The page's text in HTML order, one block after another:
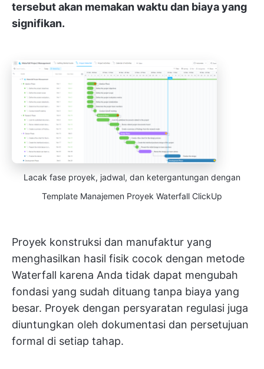
tersebut akan memakan waktu dan biaya yang
signifikan.
Lacak fase proyek, jadwal, dan ketergantungan dengan
Template Manajemen Proyek Waterfall ClickUp
Proyek konstruksi dan manufaktur yang
menghasilkan hasil fisik cocok dengan metode
Waterfall karena Anda tidak dapat mengubah
fondasi yang sudah dituang tanpa biaya yang
besar. Proyek dengan persyaratan regulasi juga
diuntungkan oleh dokumentasi dan persetujuan
formal di setiap tahap.